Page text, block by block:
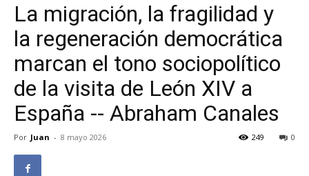
La migración, la fragilidad y
la regeneración democrática
marcan el tono sociopolítico
de la visita de León XIV a
España -- Abraham Canales
Por Juan - 8 mayo 2026 0
249